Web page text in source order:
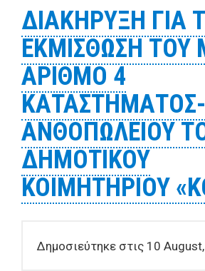
ΓΕΩΡΓΙΟΣ» ΤΗΣ Τ.Κ.
ΙΩΛΚΟΥ
ΔΙΑΚΗΡΥΞΗ ΓΙΑ
ΕΚΜΙΣΘΩΣΗ ΤΟΥ
ΑΡΙΘΜΟ 4
ΚΑΤΑΣΤΗΜΑΤΟΣ-
ΑΝΘΟΠΩΛΕΙΟΥ
ΔΗΜΟΤΙΚΟΥ
ΚΟΙΜΗΤΗΡΙΟΥ
Δημοσιεύτηκε στις 10